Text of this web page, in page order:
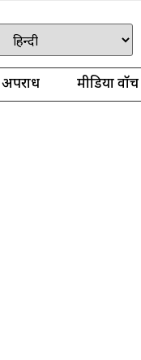
अपराध मीडिया वॉच